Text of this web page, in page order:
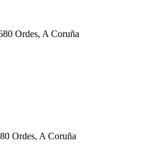
Ordes, A Coruña
Ordes, A Coruña